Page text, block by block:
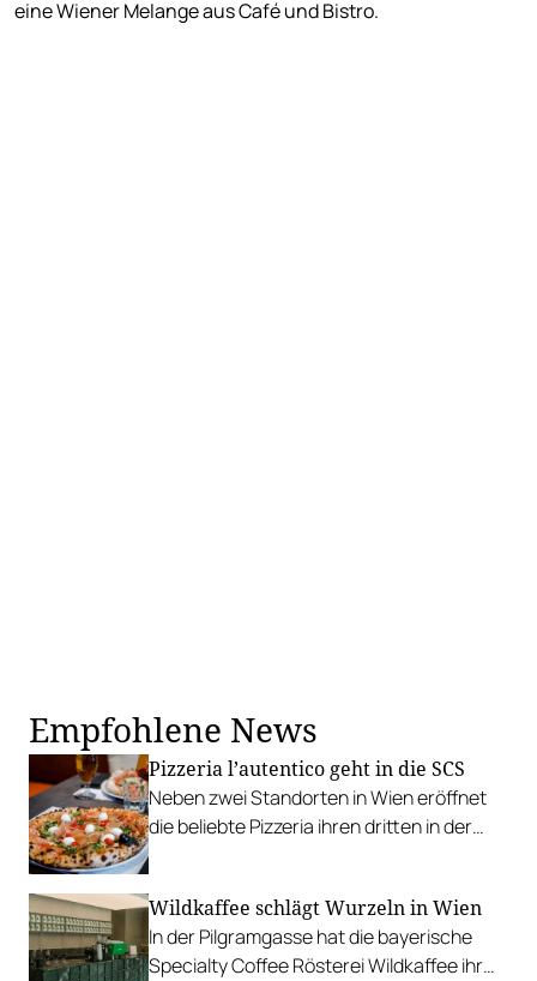
eine Wiener Melange aus Café und Bistro.
Empfohlene News
Pizzeria l’autentico geht in die SCS
Neben zwei Standorten in Wien eröffnet
die beliebte Pizzeria ihren dritten in der
Wildkaffee schlägt Wurzeln in Wien
In der Pilgramgasse hat die bayerische
Specialty Coffee Rösterei Wildkaffee ihr